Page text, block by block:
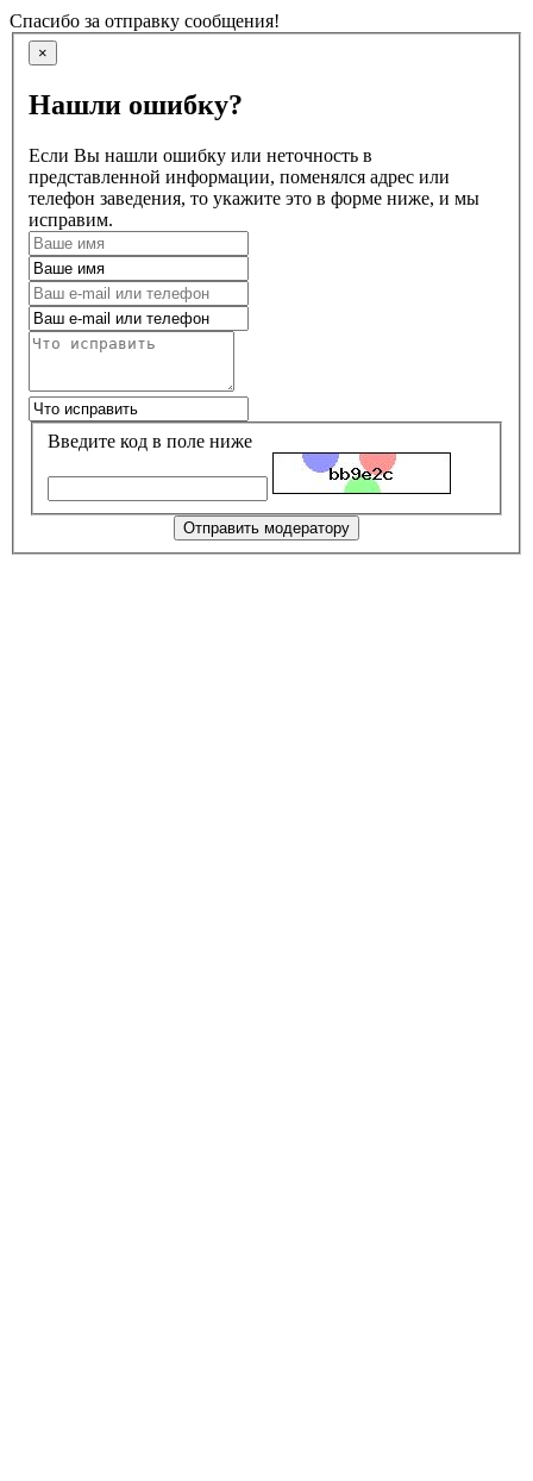
Спасибо за отправку сообщения!
×
Нашли ошибку?
Если Вы нашли ошибку или неточность в
представленной информации, поменялся адрес или
телефон заведения, то укажите это в форме ниже, и мы
исправим.
Введите код в поле ниже
Отправить модератору